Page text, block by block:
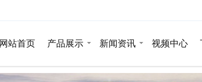
网站首页 产品展示 新闻资讯 视频中心